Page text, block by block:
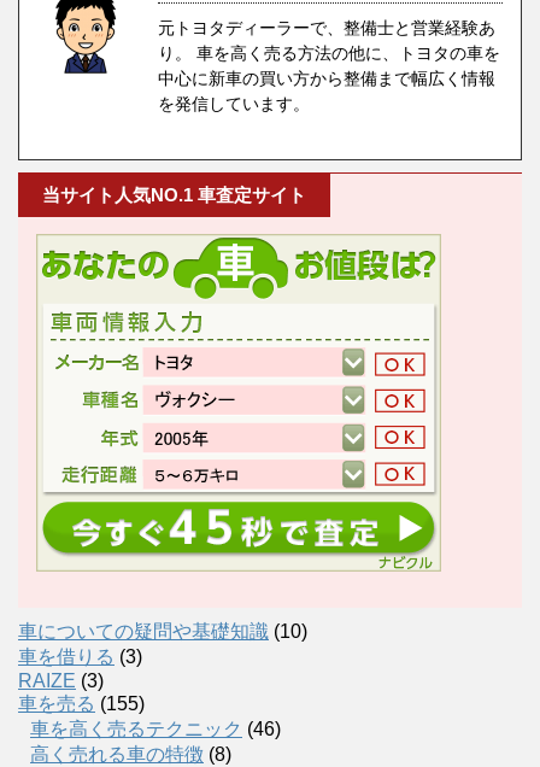
元トヨタディーラーで、整備士と営業経験あ
り。 車を高く売る方法の他に、トヨタの車を
中心に新車の買い方から整備まで幅広く情報
を発信しています。
当サイト人気NO.1 車査定サイト
車についての疑問や基礎知識 (10)
車を借りる (3)
RAIZE (3)
車を売る (155)
車を高く売るテクニック (46)
高く売れる車の特徴 (8)